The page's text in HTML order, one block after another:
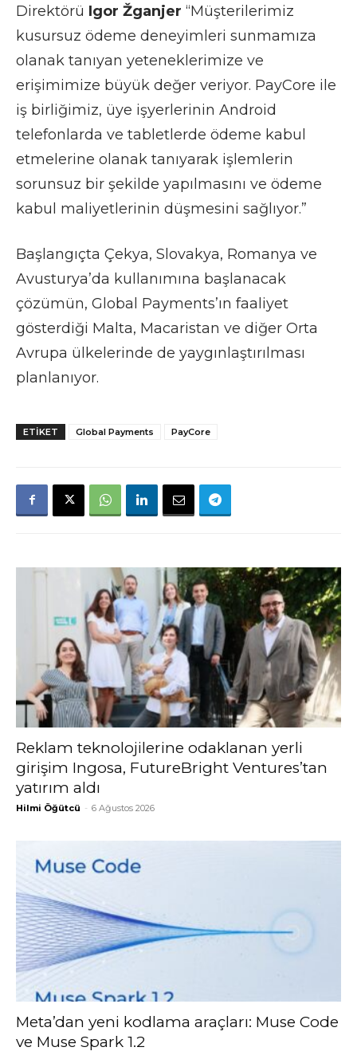
Direktörü Igor Žganjer “Müşterilerimiz
kusursuz ödeme deneyimleri sunmamıza
olanak tanıyan yeteneklerimize ve
erişimimize büyük değer veriyor. PayCore ile
iş birliğimiz, üye işyerlerinin Android
telefonlarda ve tabletlerde ödeme kabul
etmelerine olanak tanıyarak işlemlerin
sorunsuz bir şekilde yapılmasını ve ödeme
kabul maliyetlerinin düşmesini sağlıyor.”
Başlangıçta Çekya, Slovakya, Romanya ve
Avusturya’da kullanımına başlanacak
çözümün, Global Payments’ın faaliyet
gösterdiği Malta, Macaristan ve diğer Orta
Avrupa ülkelerinde de yaygınlaştırılması
planlanıyor.
ETIKET Global Payments PayCore
Reklam teknolojilerine odaklanan yerli
girişim Ingosa, FutureBright Ventures’tan
yatırım aldı
Hilmi Öğütcü - 6 Ağustos 2026
Meta’dan yeni kodlama araçları: Muse Code
ve Muse Spark 1.2